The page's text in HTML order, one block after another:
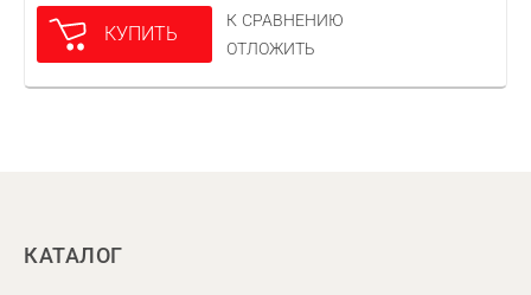
КУПИТЬ
К СРАВНЕНИЮ
ОТЛОЖИТЬ
КАТАЛОГ